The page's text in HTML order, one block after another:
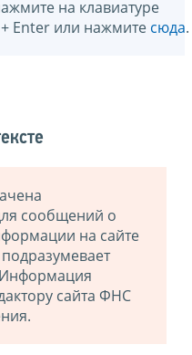
на клавиатуре
Enter или нажмите сюда.
сообщений о
на сайте
сайта ФНС